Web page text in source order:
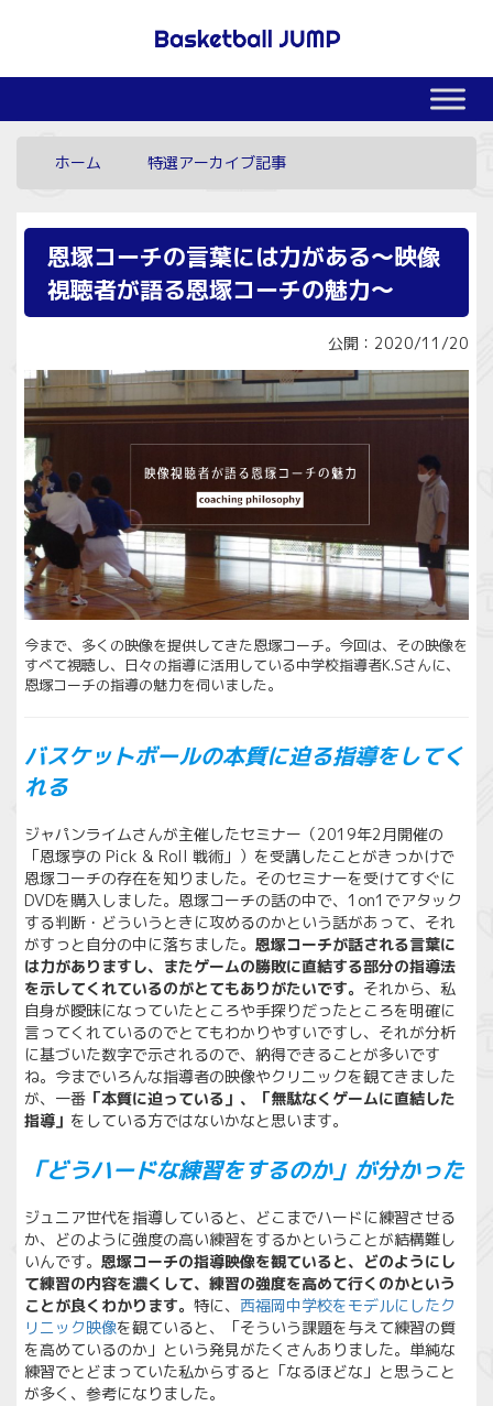
ホーム 特選アーカイブ記事
恩塚コーチの言葉には力がある～映像
視聴者が語る恩塚コーチの魅力～
公開：2020/11/20
今まで、多くの映像を提供してきた恩塚コーチ。今回は、その映像を
すべて視聴し、日々の指導に活用している中学校指導者K.Sさんに、
恩塚コーチの指導の魅力を伺いました。
バスケットボールの本質に迫る指導をしてく
れる
ジャパンライムさんが主催したセミナー（2019年2月開催の
「恩塚亨の Pick & Roll 戦術」）を受講したことがきっかけで
恩塚コーチの存在を知りました。そのセミナーを受けてすぐに
DVDを購入しました。恩塚コーチの話の中で、1on1でアタック
する判断・どういうときに攻めるのかという話があって、それ
がすっと自分の中に落ちました。 恩塚コーチが話される言葉に
は力がありますし、またゲームの勝敗に直結する部分の指導法
を示してくれているのがとてもありがたいです。 それから、私
自身が曖昧になっていたところや手探りだったところを明確に
言ってくれているのでとてもわかりやすいですし、それが分析
に基づいた数字で示されるので、納得できることが多いです
ね。今までいろんな指導者の映像やクリニックを観てきました
が、一番 「本質に迫っている」、「無駄なくゲームに直結した
指導」 をしている方ではないかなと思います。
「どうハードな練習をするのか」が分かった
ジュニア世代を指導していると、どこまでハードに練習させる
か、どのように強度の高い練習をするかということが結構難し
いんです。 恩塚コーチの指導映像を観ていると、どのようにし
て練習の内容を濃くして、練習の強度を高めて行くのかという
ことが良くわかります。 特に、 西福岡中学校をモデルにしたク
リニック映像を観ていると、「そういう課題を与えて練習の質
を高めているのか」という発見がたくさんありました。単純な
練習でとどまっていた私からすると「なるほどな」と思うこと
が多く、参考になりました。